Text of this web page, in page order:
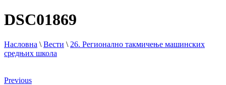
DSC01869
Насловна \ Вести \ 26. Регионално такмичење машинских
средњих школа
Previous